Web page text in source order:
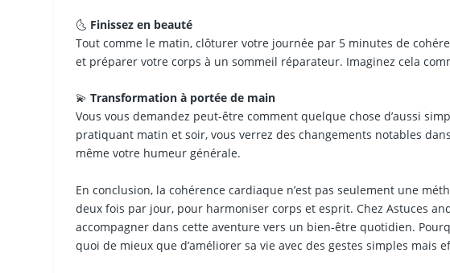
🌜 Finissez en beauté
Tout comme le matin, clôturer votre journée par 5 minutes de
et préparer votre corps à un sommeil réparateur. Imaginez cela
💫Transformation à portée de main
Vous vous demandez peut-être comment quelque chose d’aussi
pratiquant matin et soir, vous verrez des changements notables
même votre humeur générale.
En conclusion, la cohérence cardiaque n’est pas seulement une
deux fois par jour, pour harmoniser corps et esprit. Chez Astuces
accompagner dans cette aventure vers un bien-être quotidien.
quoi de mieux que d’améliorer sa vie avec des gestes simples mais